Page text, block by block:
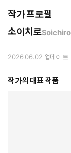
작가 프로필
소이치로Soichiro
2026.06.02 업데이트
작가의 대표 작품